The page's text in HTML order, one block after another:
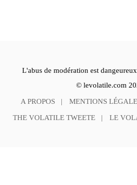
L'abus de modération est
© levolatile.com
A PROPOS MENTIONS
THE VOLATILE TWEETE LE